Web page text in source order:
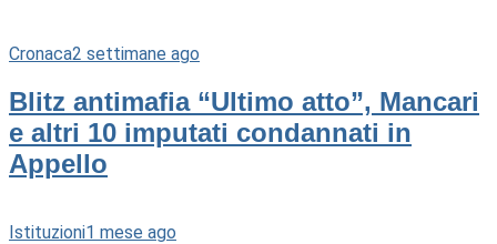
Cronaca2 settimane ago
Blitz antimafia “Ultimo atto”, Mancari
e altri 10 imputati condannati in
Appello
Istituzioni1 mese ago